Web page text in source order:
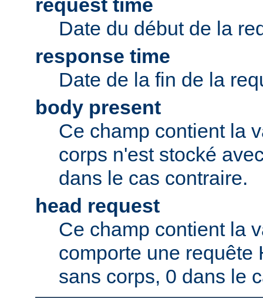
request time
Date du début de la
response time
Date de la fin de la
body present
Ce champ contient la
corps n'est stocké
dans le cas contraire.
head request
Ce champ contient la
comporte une requête
sans corps, 0 dans le